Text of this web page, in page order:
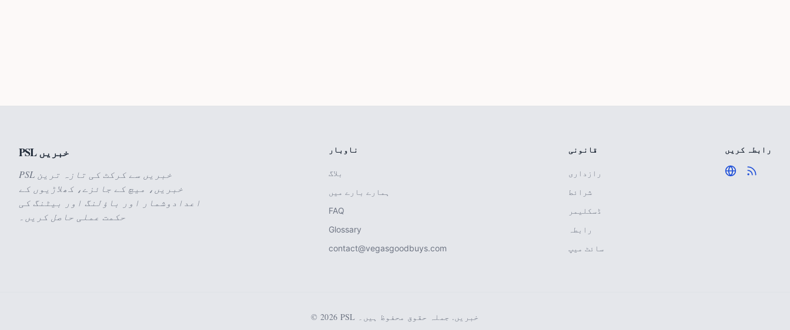
PSL خبریں
PSL خبریں سے کرکٹ کی تازہ ترین
خبریں، میچ کے جائزے، کھلاڑیوں کے
اعدادوشمار اور باؤلنگ اور بیٹنگ کی
حکمت عملی حاصل کریں۔
ناوبار
بلاگ
ہمارے بارے میں
FAQ
Glossary
contact@vegasgoodbuys.com
قانونی
رازداری
شرائط
ڈسکلیمر
رابطہ
سائٹ میپ
رابطہ کریں
© 2026 PSL خبریں. جملہ حقوق محفوظ ہیں۔